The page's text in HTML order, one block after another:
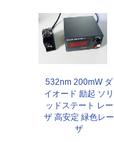
532nm 200mW ダ
イオード 励起 ソリ
ッドステート レー
ザ 高安定 緑色レー
ザ